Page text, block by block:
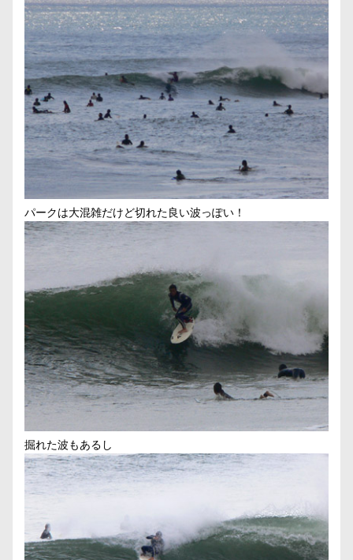
パークは大混雑だけど切れた良い波っぽい！
掘れた波もあるし